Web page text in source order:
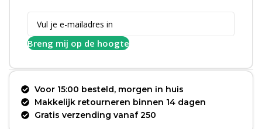
Breng mij op de hoogte
Voor 15:00 besteld, morgen in huis
Makkelijk retourneren binnen 14 dagen
Gratis verzending vanaf 250